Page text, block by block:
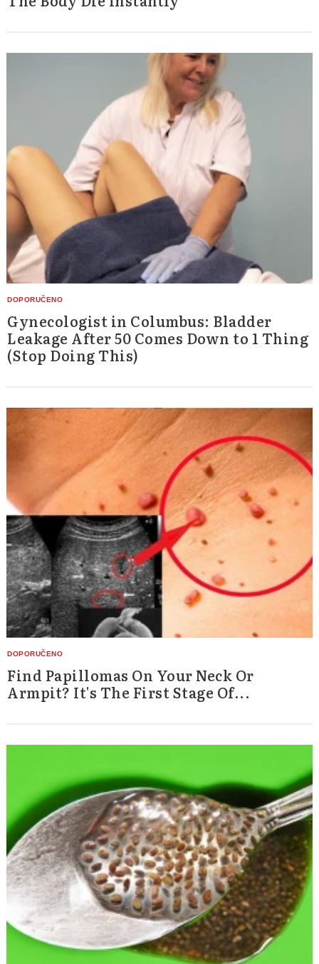
Gynecologist in Columbus: Bladder
Leakage After 50 Comes Down to 1 Thing
(Stop Doing This)
Find Papillomas On Your Neck Or
Armpit? It's The First Stage Of...